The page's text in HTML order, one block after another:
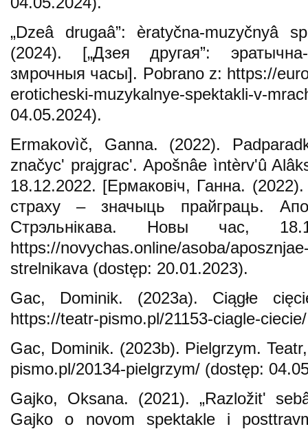
„Dzeâ drugaâ”: èratyčna-muzyčnyâ
(2024). [„Дзея другая”:
змрочныя часы]. Pobrano z: https://
eroticheski-muzykalnye-spektakli-v-
04.05.2024).
Ermakovìč, Ganna. (2022).
značycʹ prajgracʹ. Apošnâe ìntèrv'û
18.12.2022. [Ермаковіч, Ганна.
страху – значыць прайграць.
Стрэльнікава. Новы час,
https://novychas.online/asoba/
strelnikava (dostęp: 20.01.2023).
Gac, Dominik. (2023a). Ciągłe
https://teatr-pismo.pl/21153-ciagle-
Gac, Dominik. (2023b). Pielgrzym.
pismo.pl/20134-pielgrzym/ (dostęp:
Gajko, Oksana. (2021). „Razložitʹ
Gajko o novom spektakle i